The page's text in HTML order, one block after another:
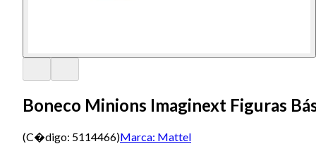
Boneco Minions Imaginext Figuras
(C�digo: 5114466)Marca: Mattel